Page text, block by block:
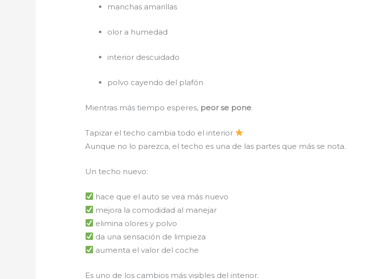
manchas amarillas
olor a humedad
interior descuidado
polvo cayendo del plafón
Mientras más tiempo esperes, peor se pone.
Tapizar el techo cambia todo el interior
Aunque no lo parezca, el techo es una de las partes que más se nota.
Un techo nuevo:
hace que el auto se vea más nuevo
mejora la comodidad al manejar
elimina olores y polvo
da una sensación de limpieza
aumenta el valor del coche
Es uno de los cambios más visibles del interior.